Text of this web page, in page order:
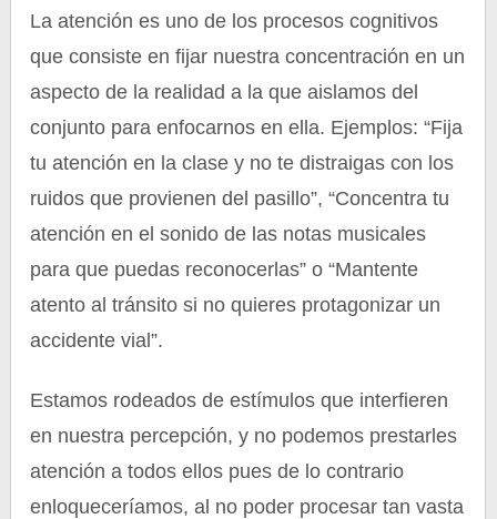
La atención es uno de los procesos cognitivos
que consiste en fijar nuestra concentración en un
aspecto de la realidad a la que aislamos del
conjunto para enfocarnos en ella. Ejemplos: “Fija
tu atención en la clase y no te distraigas con los
ruidos que provienen del pasillo”, “Concentra tu
atención en el sonido de las notas musicales
para que puedas reconocerlas” o “Mantente
atento al tránsito si no quieres protagonizar un
accidente vial”.
Estamos rodeados de estímulos que interfieren
en nuestra percepción, y no podemos prestarles
atención a todos ellos pues de lo contrario
enloqueceríamos, al no poder procesar tan vasta